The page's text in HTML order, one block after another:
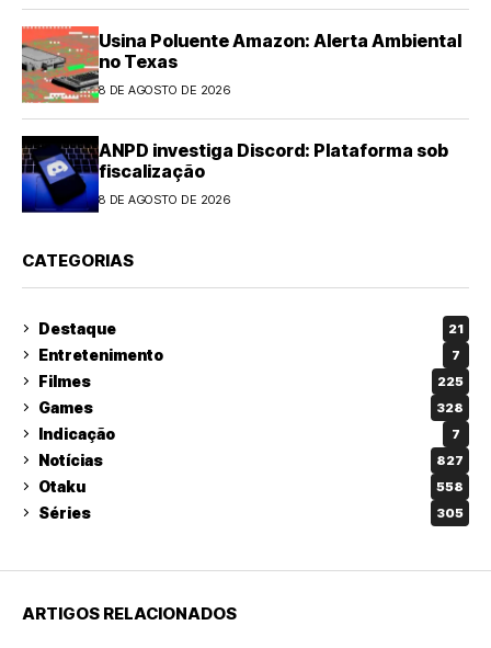
Usina Poluente Amazon: Alerta Ambiental
no Texas
8 DE AGOSTO DE 2026
ANPD investiga Discord: Plataforma sob
fiscalização
8 DE AGOSTO DE 2026
CATEGORIAS
Destaque 21
Entretenimento 7
Filmes 225
Games 328
Indicação 7
Notícias 827
Otaku 558
Séries 305
ARTIGOS RELACIONADOS